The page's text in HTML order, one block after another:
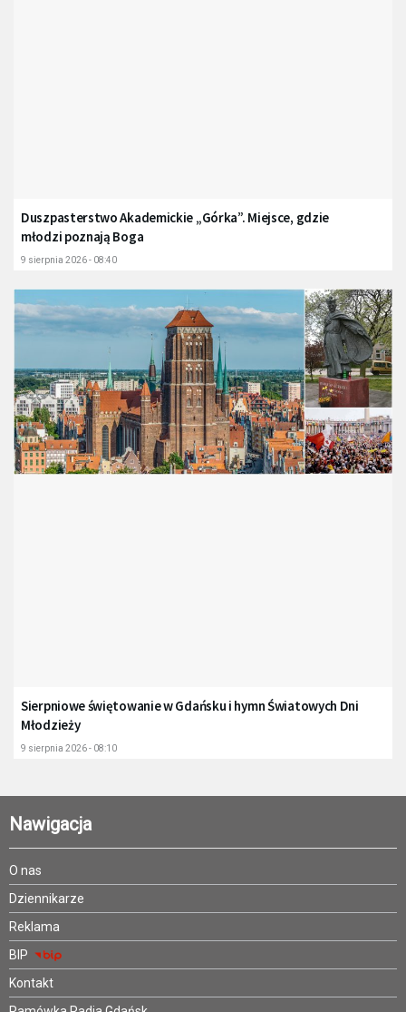
Duszpasterstwo Akademickie „Górka”. Miejsce, gdzie
młodzi poznają Boga
9 sierpnia 2026 - 08:40
Sierpniowe świętowanie w Gdańsku i hymn Światowych Dni
Młodzieży
9 sierpnia 2026 - 08:10
Nawigacja
O nas
Dziennikarze
Reklama
BIP
Kontakt